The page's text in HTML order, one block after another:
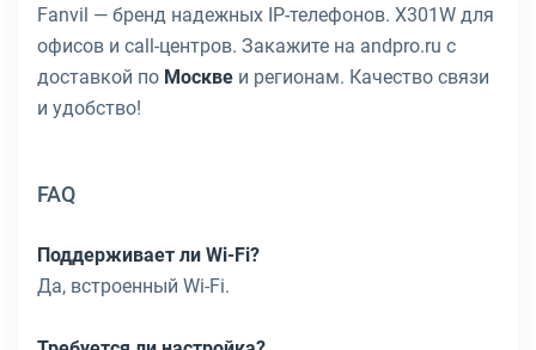
Fanvil — бренд надежных IP-телефонов. X301W для
офисов и call-центров. Закажите на andpro.ru с
доставкой по Москве и регионам. Качество связи
и удобство!
FAQ
Поддерживает ли Wi-Fi?
Да, встроенный Wi-Fi.